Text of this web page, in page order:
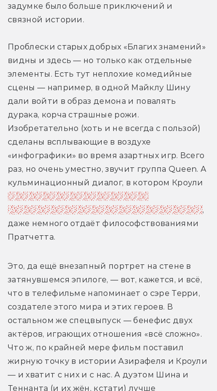
задумке было больше приключений и
связной истории.
Проблески старых добрых «Благих знамений»
видны и здесь — но только как отдельные
элементы. Есть тут неплохие комедийные
сцены — например, в одной Майклу Шину
дали войти в образ демона и повалять
дурака, корча страшные рожи.
Изобретательно (хоть и не всегда с пользой)
сделаны всплывающие в воздухе
«инфографики» во время азартных игр. Всего
раз, но очень уместно, звучит группа Queen. А
предъявляет претензии Богу за
парадоксальную нелогичность Его творения,
даже немного отдаёт философствованиями
Пратчетта.
Это, да ещё внезапный портрет на стене в
затянувшемся эпилоге, — вот, кажется, и всё,
что в телефильме напоминает о сэре Терри,
создателе этого мира и этих героев. В
остальном же спецвыпуск — бенефис двух
актёров, играющих отношения «всё сложно».
Что ж, по крайней мере фильм поставил
жирную точку в истории Азирафеля и Кроули
— и хватит с них и с нас. А дуэтом Шина и
Теннанта (и их жён, кстати) лучше